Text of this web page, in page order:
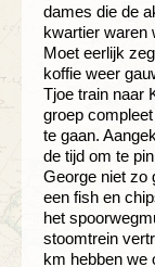
dames die de
kwartier waren
Moet eerlijk
koffie weer
Tjoe train naar
groep
te gaan.
de tijd om te
George niet zo
een fish en
het
stoomtrein
km hebben we